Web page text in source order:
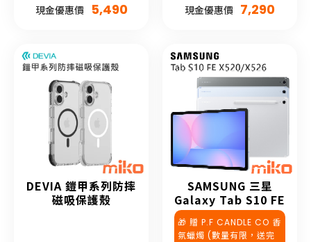
現金優惠價
5,490
現金優惠價 7,290
DEVIA 鎧甲系列防摔
磁吸保護殼
SAMSUNG 三星
Galaxy Tab S10 FE
🎁 贈 P.F CANDLE CO 香
氛蠟燭 (數量有限，送完